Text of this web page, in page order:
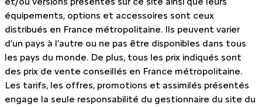
équipements, options et accessoires sont ceux
distribués en France métropolitaine. Ils peuvent varier
d’un pays à l’autre ou ne pas être disponibles dans tous
les pays du monde. De plus, tous les prix indiqués sont
des prix de vente conseillés en France métropolitaine.
Les tarifs, les offres, promotions et assimilés présentés
engage la seule responsabilité du gestionnaire du site du